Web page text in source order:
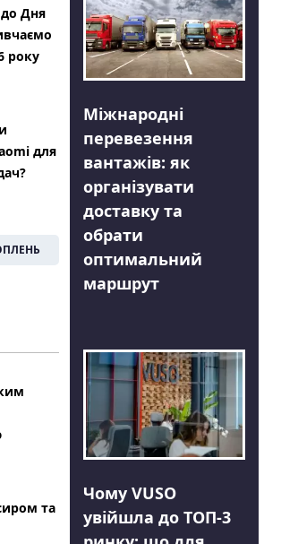
Дня
року
для
та
Міжнародні
перевезення
вантажів: як
організувати
доставку та
обрати
оптимальний
маршрут
Чому VUSO
увійшла до ТОП-3